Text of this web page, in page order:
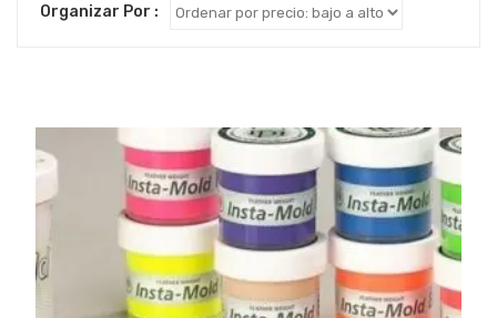
high
Organizar Por :